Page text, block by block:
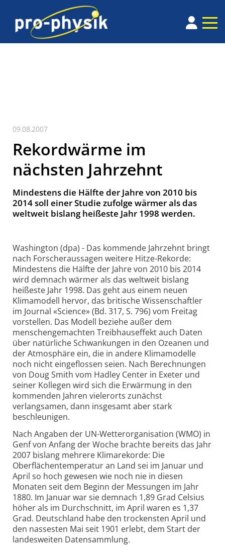
09.08.2007
Rekordwärme im
nächsten Jahrzehnt
Mindestens die Hälfte der Jahre von 2010 bis
2014 soll einer Studie zufolge wärmer als das
weltweit bislang heißeste Jahr 1998 werden.
Washington (dpa) - Das kommende Jahrzehnt bringt
nach Forscheraussagen weitere Hitze-Rekorde:
Mindestens die Hälfte der Jahre von 2010 bis 2014
wird demnach wärmer als das weltweit bislang
heißeste Jahr 1998. Das geht aus einem neuen
Klimamodell hervor, das britische Wissenschaftler
im Journal «Science» (Bd. 317, S. 796) vom Freitag
vorstellen. Das Modell beziehe außer dem
menschengemachten Treibhauseffekt auch Daten
über natürliche Schwankungen in den Ozeanen und
der Atmosphäre ein, die in andere Klimamodelle
noch nicht eingeflossen seien. Nach Berechnungen
von Doug Smith vom Hadley Center in Exeter und
seiner Kollegen wird sich die Erwärmung in den
kommenden Jahren vielerorts zunächst
verlangsamen, dann insgesamt aber stark
beschleunigen.
Nach Angaben der UN-Wetterorganisation (WMO) in
Genf von Anfang der Woche brachte bereits das Jahr
2007 bislang mehrere Klimarekorde: Die
Oberflächentemperatur an Land sei im Januar und
April so hoch gewesen wie noch nie in diesen
Monaten seit dem Beginn der Messungen im Jahr
1880. Im Januar war sie demnach 1,89 Grad Celsius
höher als im Durchschnitt, im April waren es 1,37
Grad. Deutschland habe den trockensten April und
den nassesten Mai seit 1901 erlebt, dem Start der
landesweiten Datensammlung.